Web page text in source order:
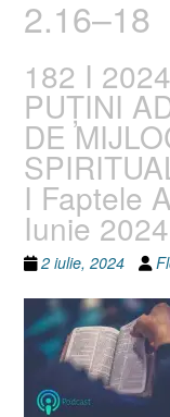
2.16–18
182 I
PUȚINI
DE
I Faptele
Iunie 2024
2 iulie, 2024